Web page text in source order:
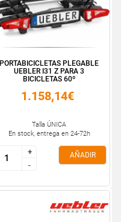
PORTABICICLETAS PLEGABLE
UEBLER I31 Z PARA 3
BICICLETAS 60º
1.158,14€
Talla ÚNICA
En stock, entrega en 24-72h
+
-
+
-
AÑADIR